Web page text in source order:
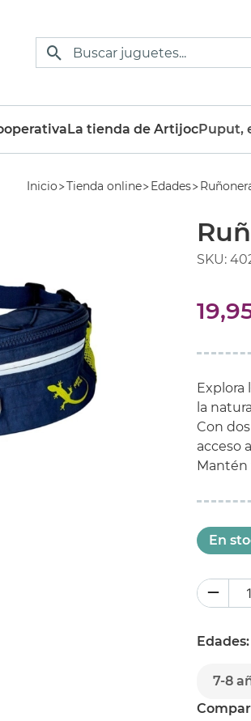
La tienda de ArtijocPuput,
Inicio Tienda online Edades
SKU:
Explora
la
Con
acceso
Mantén
En
Edades:
7-8